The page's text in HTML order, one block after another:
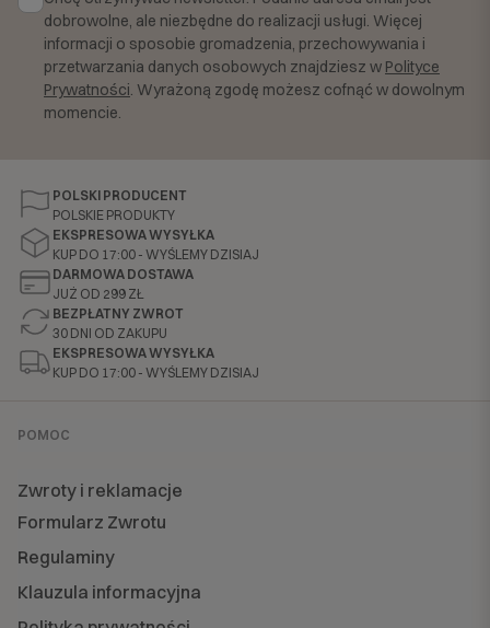
dobrowolne, ale niezbędne do realizacji usługi. Więcej
informacji o sposobie gromadzenia, przechowywania i
przetwarzania danych osobowych znajdziesz w Polityce
Prywatności. Wyrażoną zgodę możesz cofnąć w dowolnym
momencie.
POLSKI PRODUCENT
POLSKIE PRODUKTY
EKSPRESOWA WYSYŁKA
KUP DO 17:00 - WYŚLEMY DZISIAJ
DARMOWA DOSTAWA
JUŻ OD 299 ZŁ
BEZPŁATNY ZWROT
30 DNI OD ZAKUPU
EKSPRESOWA WYSYŁKA
KUP DO 17:00 - WYŚLEMY DZISIAJ
POMOC
Zwroty i reklamacje
Formularz Zwrotu
Regulaminy
Klauzula informacyjna